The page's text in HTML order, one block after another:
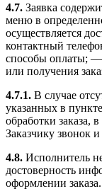
4.7. Заявка
меню в
осуществляется
контактный
способы оплаты; —
или получения
4.7.1. В случае
указанных в
обработки заказа,
Заказчику звонок
4.8. Исполнитель
достоверность
оформлении заказа.